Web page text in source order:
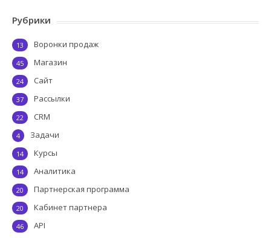
Рубрики
Воронки продаж
13
Магазин
45
Сайт
24
Рассылки
37
CRM
22
Задачи
4
Курсы
14
Аналитика
14
Партнерская программа
20
Кабинет партнера
20
API
46